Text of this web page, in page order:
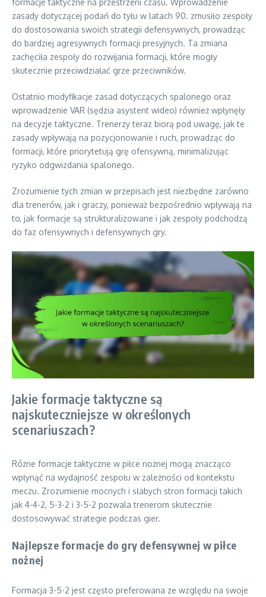
zasady dotyczącej podań do tyłu w latach 90. zmusiło zespoły
do dostosowania swoich strategii defensywnych, prowadząc
do bardziej agresywnych formacji presyjnych. Ta zmiana
zachęciła zespoły do rozwijania formacji, które mogły
skutecznie przeciwdziałać grze przeciwników.
Ostatnio modyfikacje zasad dotyczących spalonego oraz
wprowadzenie VAR (sędzia asystent wideo) również wpłynęły
na decyzje taktyczne. Trenerzy teraz biorą pod uwagę, jak te
zasady wpływają na pozycjonowanie i ruch, prowadząc do
formacji, które priorytetują grę ofensywną, minimalizując
ryzyko odgwizdania spalonego.
Zrozumienie tych zmian w przepisach jest niezbędne zarówno
dla trenerów, jak i graczy, ponieważ bezpośrednio wpływają na
to, jak formacje są strukturalizowane i jak zespoły podchodzą
do faz ofensywnych i defensywnych gry.
Jakie formacje taktyczne są
najskuteczniejsze w określonych
scenariuszach?
Różne formacje taktyczne w piłce nożnej mogą znacząco
wpłynąć na wydajność zespołu w zależności od kontekstu
meczu. Zrozumienie mocnych i słabych stron formacji takich
jak 4-4-2, 5-3-2 i 3-5-2 pozwala trenerom skutecznie
dostosowywać strategie podczas gier.
Najlepsze formacje do gry defensywnej w piłce
nożnej
Formacja 3-5-2 jest często preferowana ze względu na swoje